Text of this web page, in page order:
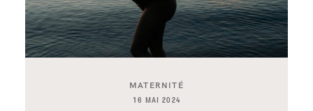
MATERNITÉ
16 MAI 2024